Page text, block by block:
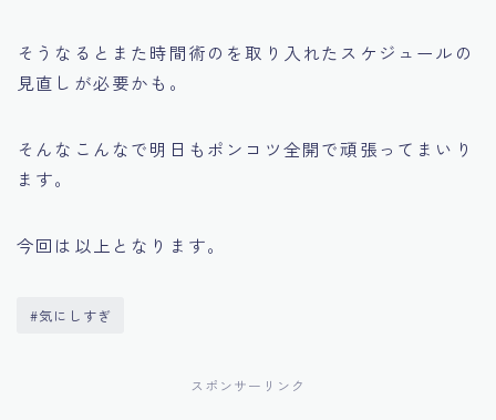
そうなるとまた時間術のを取り入れたスケジュールの
見直しが必要かも。
そんなこんなで明日もポンコツ全開で頑張ってまいり
ます。
今回は以上となります。
#気にしすぎ
スポンサーリンク